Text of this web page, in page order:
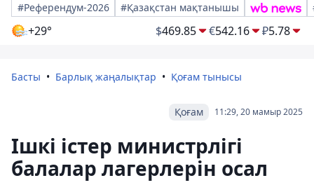
#Референдум-2026
#Қазақстан мақтанышы
+29° $469.85 €542.16 ₽5.78
Басты Барлық жаңалықтар Қоғам тынысы
11:29, 20 мамыр 2025
Қоғам
Ішкі істер министрлігі
балалар лагерлерін осал